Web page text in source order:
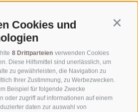
Cookies und
8 Drittparteien verwenden Cookies
Diese Hilfsmittel sind unerlässlich, um
zu gewährleisten, die Navigation zu
Ihrer Zustimmung, zu Werbezwecken.
Beispiel für folgende Zwecke
oder zugriff auf informationen auf einem
daten zur auswahl von